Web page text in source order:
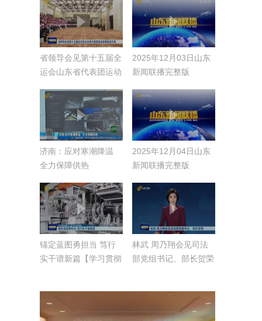
讲话
省领导会见第十五届全
运会山东省代表团运动
2025年12月03日山东
新闻联播完整版
济南：应对寒潮降温
全力保障供热
2025年12月04日山东
新闻联播完整版
锚定蓝图勇担当 笃行
实干谱新篇【学习贯彻
林武 周乃翔会见司法
部党组书记、部长贺荣